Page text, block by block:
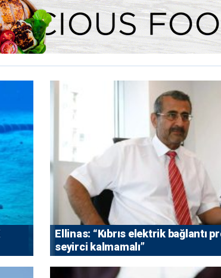
Ellinas: “Kıbrıs elektrik bağlantı
seyirci kalmamalı”